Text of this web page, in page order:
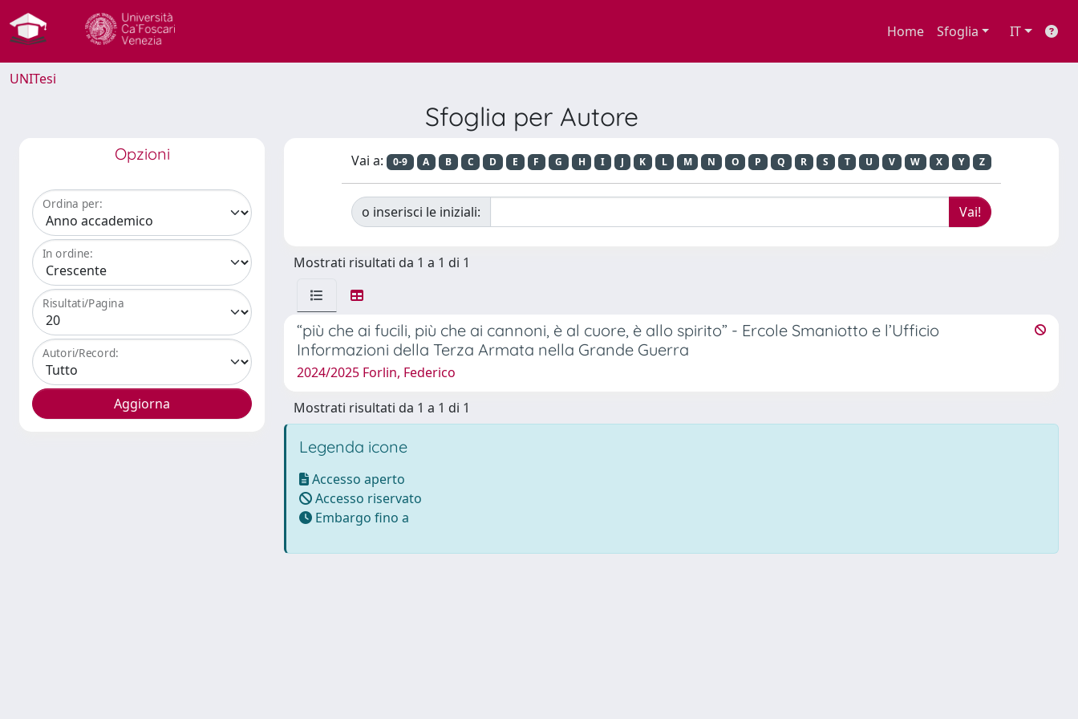
Home Sfoglia IT
UNITesi
Sfoglia per Autore
Opzioni
Ordina per:
In ordine:
Risultati/Pagina
Autori/Record:
Vai a: 0-9 A B C D E F G H I J K L M N O P Q R S T U V W X Y Z
o inserisci le iniziali:
Mostrati risultati da 1 a 1 di 1
“più che ai fucili, più che ai cannoni, è al cuore, è allo spirito” - Ercole Smaniotto e l’Ufficio
Informazioni della Terza Armata nella Grande Guerra
2024/2025 Forlin, Federico
Mostrati risultati da 1 a 1 di 1
Legenda icone
Accesso aperto
Accesso riservato
Embargo fino a